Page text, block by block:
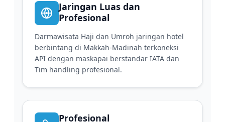
Jaringan Luas dan
Profesional
Darmawisata Haji dan Umroh jaringan hotel
berbintang di Makkah-Madinah terkoneksi
API dengan maskapai berstandar IATA dan
Tim handling profesional.
Profesional